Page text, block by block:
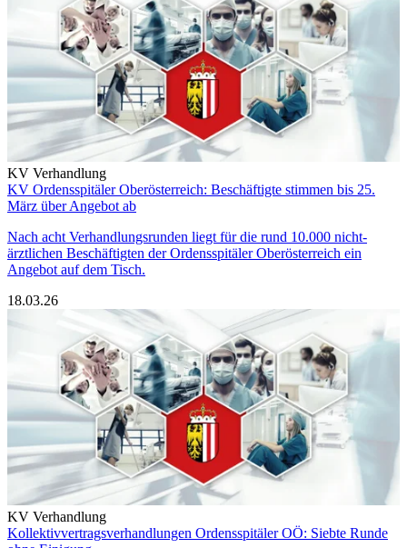
KV Verhandlung
KV Ordensspitäler Oberösterreich: Beschäftigte stimmen bis 25.
März über Angebot ab
Nach acht Verhandlungsrunden liegt für die rund 10.000 nicht-
ärztlichen Beschäftigten der Ordensspitäler Oberösterreich ein
Angebot auf dem Tisch.
18.03.26
KV Verhandlung
Kollektivvertragsverhandlungen Ordensspitäler OÖ: Siebte Runde